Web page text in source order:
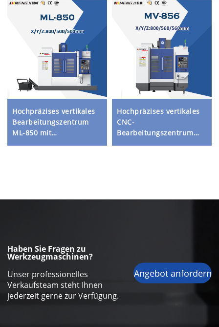
Hochpräzises vertikales
Bearbeitungszentrum
ML-850 mit
Kastenführungskonstruktion,
Steifigkeit
Hochpräzises vertikales
CNC-
Bearbeitungszentrum
MV-856 mit stabiler
Metallbearbeitung
Haben Sie Fragen zu
Werkzeugmaschinen?
Unser professionelles
Verkaufsteam steht Ihnen
jederzeit gerne zur Verfügung.
Angebot anfordern